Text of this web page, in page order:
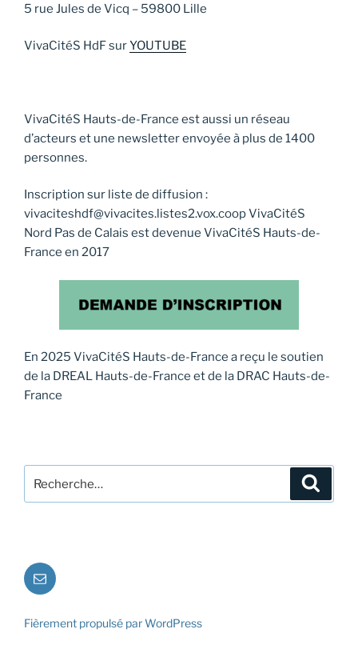
5 rue Jules de Vicq – 59800 Lille
VivaCitéS HdF surYOUTUBE
VivaCitéS Hauts-de-France est aussi un réseau
d’acteurs et une newsletter envoyée à plus de 1400
personnes.
Inscription sur liste de diffusion :
vivaciteshdf@vivacites.listes2.vox.coop VivaCitéS
Nord Pas de Calais est devenue VivaCitéS Hauts-de-
France en 2017
En 2025 VivaCitéS Hauts-de-France a reçu le soutien
de la DREAL Hauts-de-France et de la DRAC Hauts-de-
France
pour
E-
mail
Fièrement propulsé par WordPress